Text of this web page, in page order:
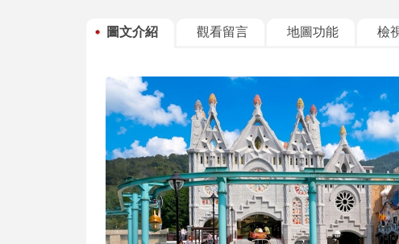
圖文介紹 觀看留言 地圖功能 檢